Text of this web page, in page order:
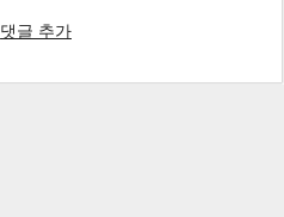
댓글 추가